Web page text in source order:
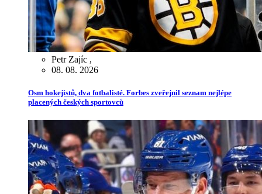
Petr Zajíc ,
08. 08. 2026
Osm hokejistů, dva fotbalisté. Forbes zveřejnil seznam nejlépe
placených českých sportovců